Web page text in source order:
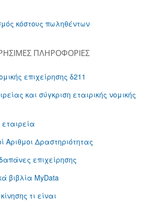
κόστους πωληθέντων
ΠΛΗΡΟΦΟΡΊΕΣ
επιχείρησης δ211
και σύγκριση εταιρικής νομικής
Αριθμοι Δραστηριότητας
επιχείρησης
βιβλία MyData
τι είναι